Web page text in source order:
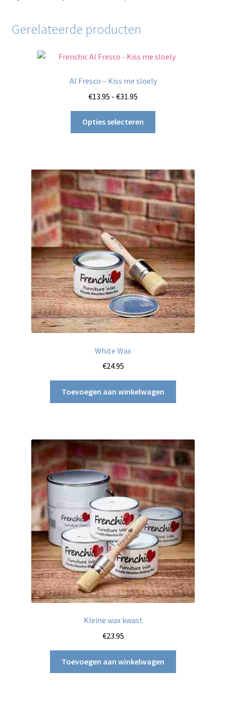
Gerelateerde producten
Al Fresco – Kiss me sloely
€13.95 - €31.95
tot
€31.95
Opties selecteren
Deze
optie
kan
gekozen
worden
op
de
productpagina
White Wax
€24.95
Toevoegen aan winkelwagen
Kleine wax kwast
€23.95
Toevoegen aan winkelwagen